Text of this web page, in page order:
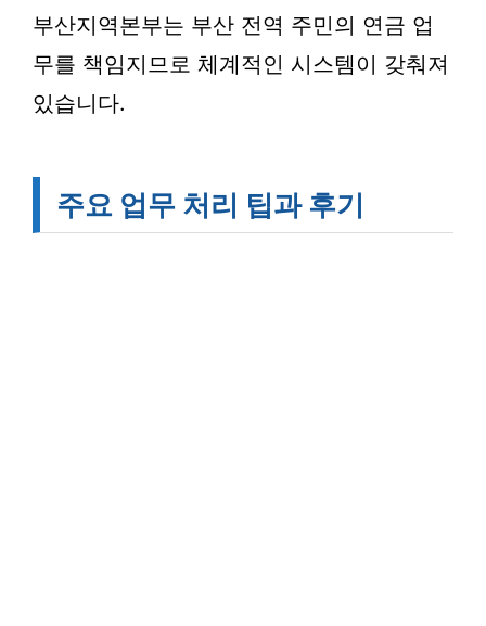
부산지역본부는 부산 전역 주민의 연금 업
무를 책임지므로 체계적인 시스템이 갖춰져
있습니다.
주요 업무 처리 팁과 후기